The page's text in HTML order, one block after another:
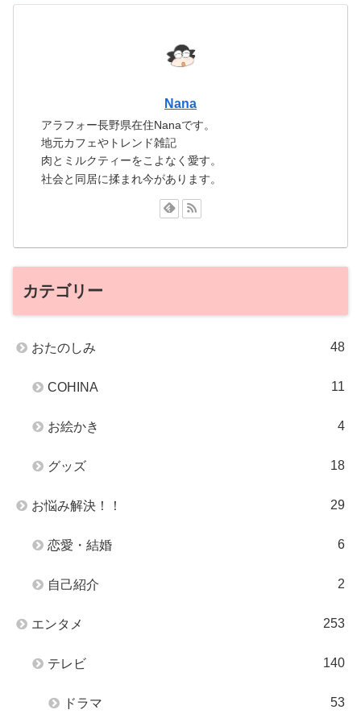
Nana
アラフォー長野県在住Nanaです。
地元カフェやトレンド雑記
肉とミルクティーをこよなく愛す。
社会と同居に揉まれ今があります。
カテゴリー
おたのしみ 48
COHINA 11
お絵かき 4
グッズ 18
お悩み解決！！ 29
恋愛・結婚 6
自己紹介 2
エンタメ 253
テレビ 140
ドラマ 53